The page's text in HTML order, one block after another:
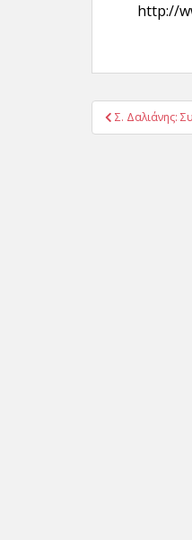
http://
άρθρων
Σ. Δαλιάνης: